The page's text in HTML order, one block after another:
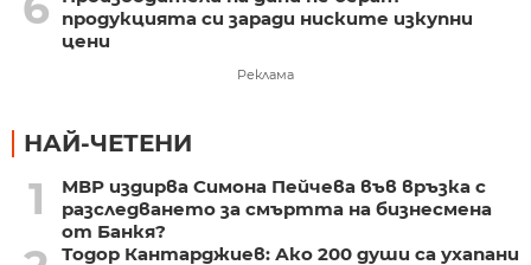
продукцията си заради ниските изкупни
цени
Реклама
НАЙ-ЧЕТЕНИ
1
МВР издирва Симона Пейчева във връзка с
разследването за смъртта на бизнесмена
от Банкя?
Тодор Кантарджиев: Ако 200 души са ухапани